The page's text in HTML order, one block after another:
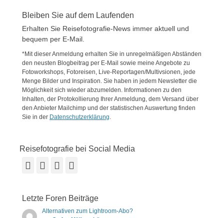
Bleiben Sie auf dem Laufenden
Erhalten Sie Reisefotografie-News immer aktuell und
bequem per E-Mail.
*Mit dieser Anmeldung erhalten Sie in unregelmäßigen Abständen
den neusten Blogbeitrag per E-Mail sowie meine Angebote zu
Fotoworkshops, Fotoreisen, Live-Reportagen/Multivsionen, jede
Menge Bilder und Inspiration. Sie haben in jedem Newsletter die
Möglichkeit sich wieder abzumelden. Informationen zu den
Inhalten, der Protokollierung Ihrer Anmeldung, dem Versand über
den Anbieter Mailchimp und der statistischen Auswertung finden
Sie in der Datenschutzerklärung.
Reisefotografie bei Social Media
Facebook
VimeoYouTube
Letzte Foren Beiträge
Alternativen zum Lightroom-Abo?